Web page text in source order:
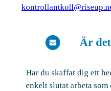
Är
Har du skaffat dig ett
enkelt slutat arbeta